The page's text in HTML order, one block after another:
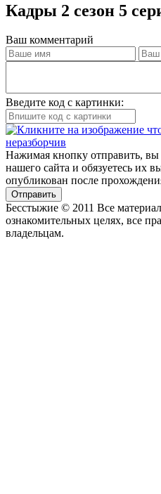
Кадры 2 сезон 5
Ваш комментарий
Введите код с картинки:
Нажимая кнопку отправить, вы
нашего сайта и обязуетесь их
опубликован после
Отправить
Бесстыжие © 2011 Все
ознакомительных целях, все
владельцам.